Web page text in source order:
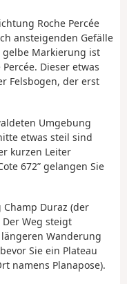
Roche Percée
ansteigenden Gefälle
Markierung ist
Dieser etwas
Felsbogen, der erst
Umgebung
etwas steil sind
kurzen Leiter
672” gelangen Sie
Champ Duraz (der
Weg steigt
Wanderung
Sie ein Plateau
namens Planapose).